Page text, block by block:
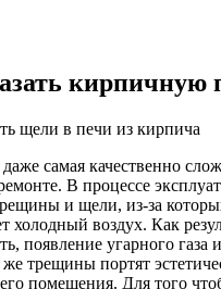
кирпичную
самая качественно
В процессе
и щели, из-за
холодный воздух. Как
появление угарного газа
трещины портят
помещения. Для того